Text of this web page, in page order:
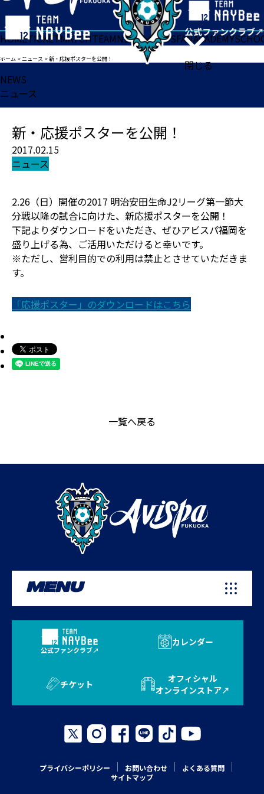
閉じる
HOMETICKETMATCHTEAMNEWSGOODSFANACADEMY
ホーム >ニュース >新・応援ポスターを公開！
NEWS
ニュース
新・応援ポスターを公開！
2017.02.15
ニュース
2.26（日）開催の2017 明治安田生命J2リーグ第一節大
分戦以降の試合に向けた、新応援ポスターを公開！
下記よりダウンロードをいただき、ぜひアビスパ福岡を
盛り上げる為、ご活用いただけると幸いです。
※ただし、営利目的での利用は禁止とさせていただきま
す。
「応援ポスター」のダウンロードはこちら
一覧へ戻る
MENU
公式ファンクラブ
カレンダー
チケット
オフィシャル
オンラインストア
プライバシーポリシー お問い合わせ
よくある質問
サイトマップ